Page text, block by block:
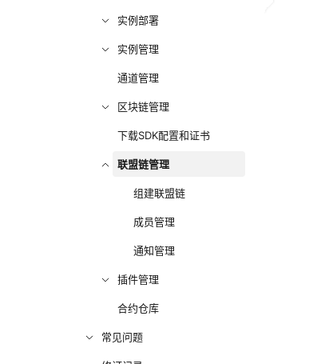
实例部署
实例管理
通道管理
区块链管理
下载SDK配置和证书
联盟链管理
组建联盟链
成员管理
通知管理
插件管理
合约仓库
常见问题